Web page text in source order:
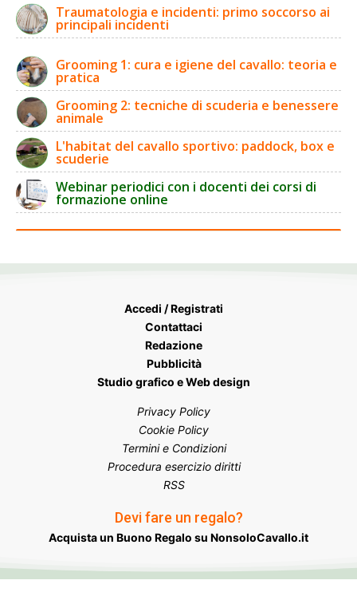
Traumatologia e incidenti: primo soccorso ai
principali incidenti
Grooming 1: cura e igiene del cavallo: teoria e
pratica
Grooming 2: tecniche di scuderia e benessere
animale
L'habitat del cavallo sportivo: paddock, box e
scuderie
Webinar periodici con i docenti dei corsi di
formazione online
Accedi / Registrati
Contattaci
Redazione
Pubblicità
Studio grafico e Web design
Privacy Policy
Cookie Policy
Termini e Condizioni
Procedura esercizio diritti
RSS
Devi fare un regalo?
Acquista un Buono Regalo su NonsoloCavallo.it